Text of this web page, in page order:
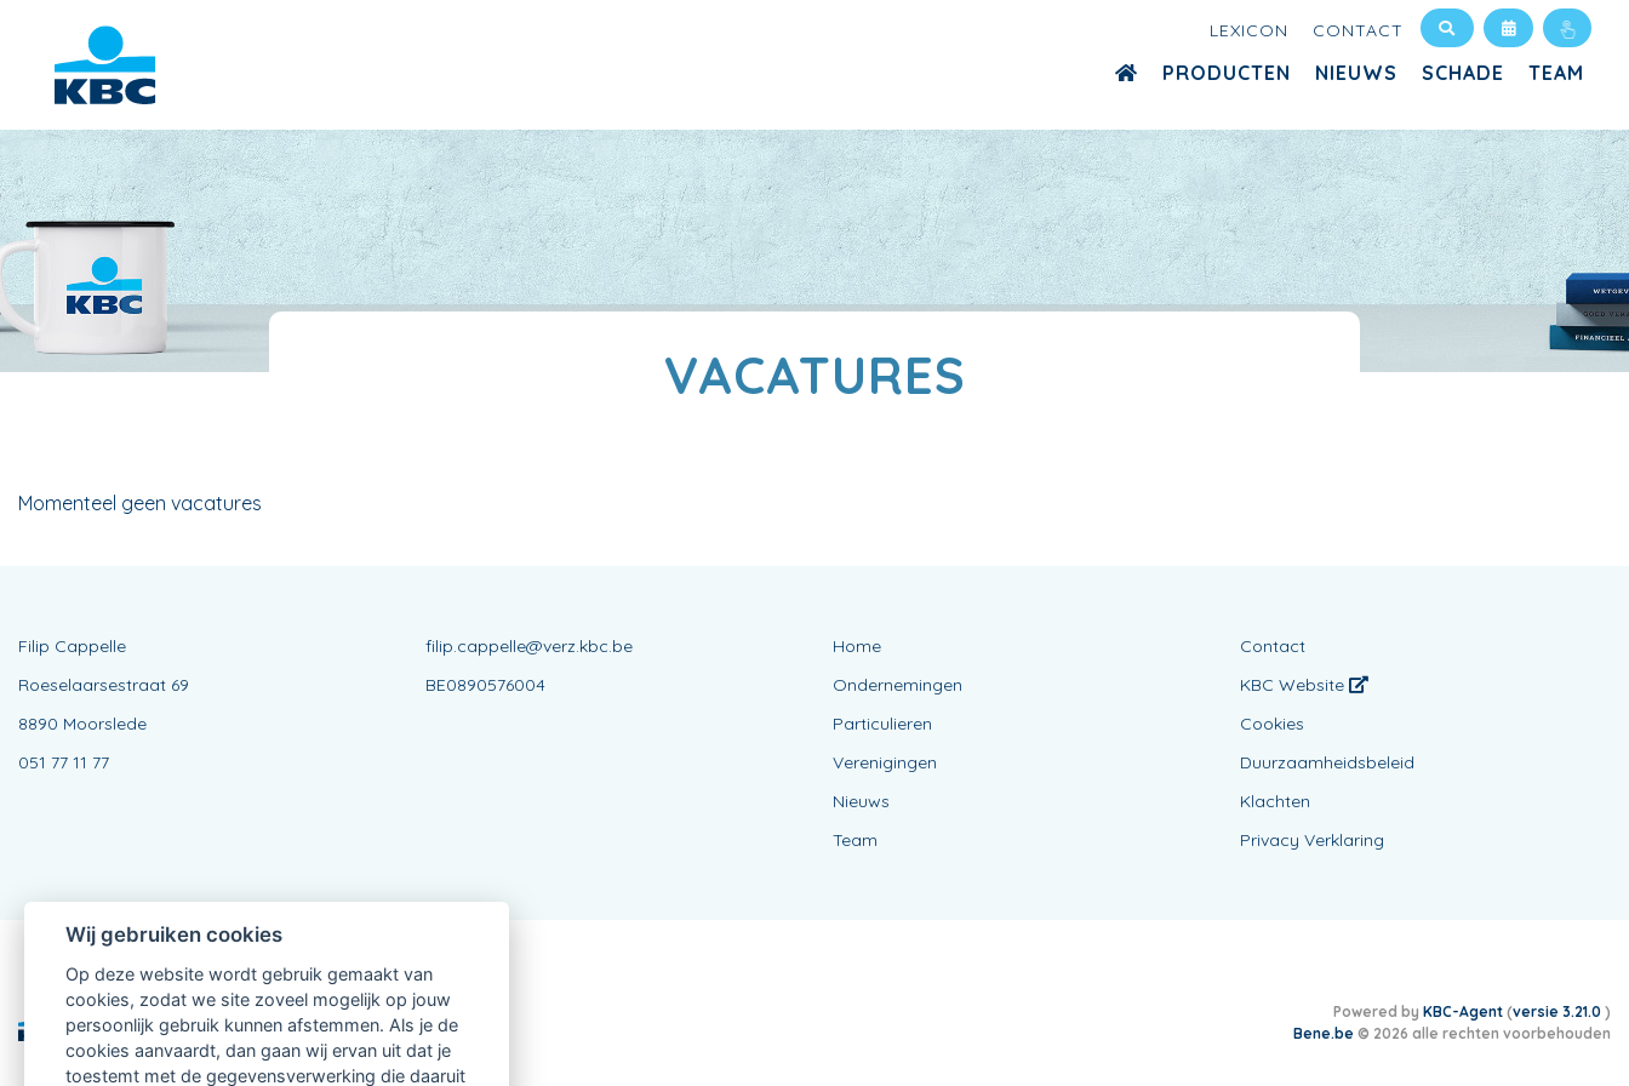
LEXICON CONTACT
PRODUCTEN NIEUWS SCHADE TEAM
VACATURES
Momenteel geen vacatures
Filip Cappelle
Roeselaarsestraat 69
8890 Moorslede
051 77 11 77
filip.cappelle@verz.kbc.be
BE0890576004
Home
Ondernemingen
Particulieren
Verenigingen
Nieuws
Team
Contact
KBC Website
Cookies
Duurzaamheidsbeleid
Klachten
Privacy Verklaring
Verbonden Agent, BE0890576004
van KBC Verzekeringen nv
Professor Roger Van Overstraetenplein 2
3000 Leuven - Belgie
BTW BE 0403.552.563 - RPR Leuven
Powered by KBC-Agent (versie 3.21.0 )
Bene.be © 2026 alle rechten voorbehouden
Wij gebruiken cookies
Op deze website wordt gebruik gemaakt van
cookies, zodat we site zoveel mogelijk op jouw
persoonlijk gebruik kunnen afstemmen. Als je de
cookies aanvaardt, dan gaan wij ervan uit dat je
toestemt met de gegevensverwerking die daaruit